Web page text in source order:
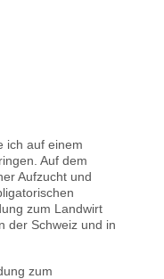
ich auf einem
Auf dem
Aufzucht und
zum Landwirt
der Schweiz und in
zum